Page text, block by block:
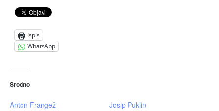
Ispis
WhatsApp
Srodno
Anton Frangež
Josip Puklin